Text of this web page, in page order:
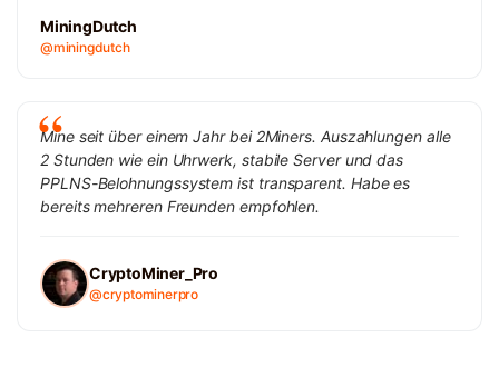
MiningDutch
@miningdutch
Mine seit über einem Jahr bei 2Miners. Auszahlungen alle
2 Stunden wie ein Uhrwerk, stabile Server und das
PPLNS-Belohnungssystem ist transparent. Habe es
bereits mehreren Freunden empfohlen.
CryptoMiner_Pro
@cryptominerpro